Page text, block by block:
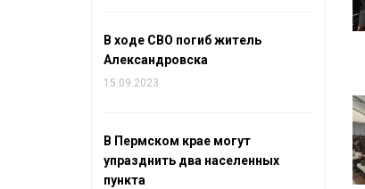
В ходе СВО погиб житель
Александровска
15.09.2023
В Пермском крае могут
упразднить два населенных
пункта